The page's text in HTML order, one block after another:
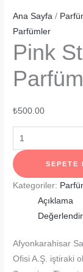
Ana Sayfa /
Parfümler
Pink
₺500.00
Pink
Stone
Kadın
Parfümü
SEPETE
Kategoriler:
Açıklama
Afyonkarahisar
Ofisi A.Ş. iştiraki